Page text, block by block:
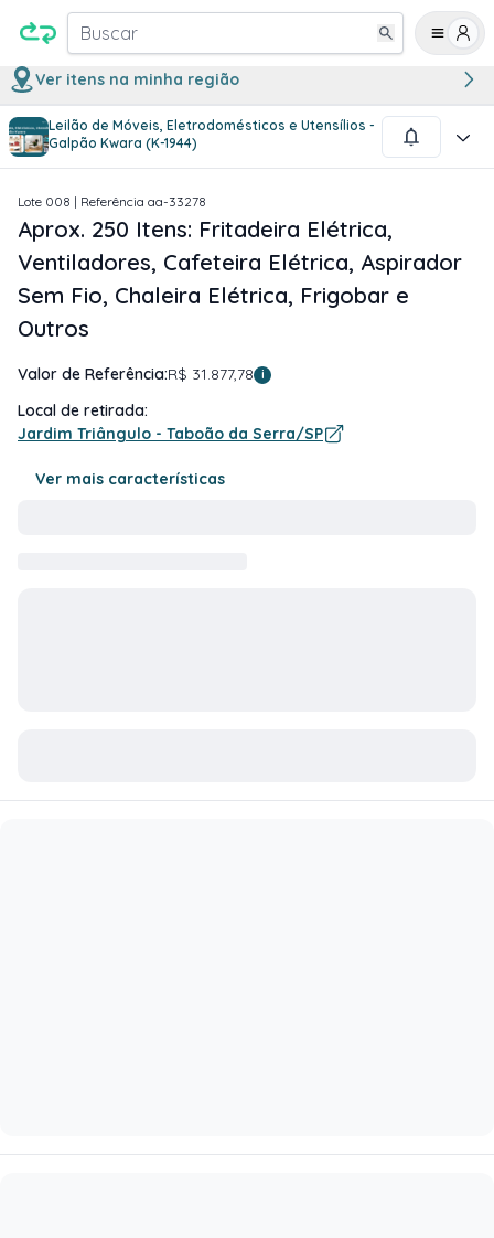
Buscar
Ver itens na minha região
Leilão de Móveis, Eletrodomésticos e Utensílios -
Galpão Kwara (K-1944)
1/4
Lote 008 | Referência aa-33278
Aprox. 250 Itens: Fritadeira Elétrica,
Ventiladores, Cafeteira Elétrica, Aspirador
Sem Fio, Chaleira Elétrica, Frigobar e
Outros
Valor de Referência:R$ 31.877,78 i
Local de retirada:
Jardim Triângulo - Taboão da Serra/SP
Ver mais características